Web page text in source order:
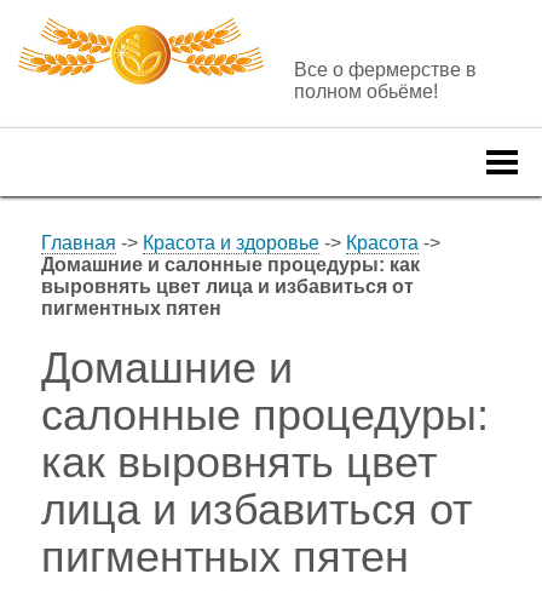
Все о фермерстве в
полном обьёме!
Главная -> Красота и здоровье-> Красота ->
Домашние и салонные процедуры: как
выровнять цвет лица и избавиться от
пигментных пятен
Домашние и
салонные процедуры:
как выровнять цвет
лица и избавиться от
пигментных пятен